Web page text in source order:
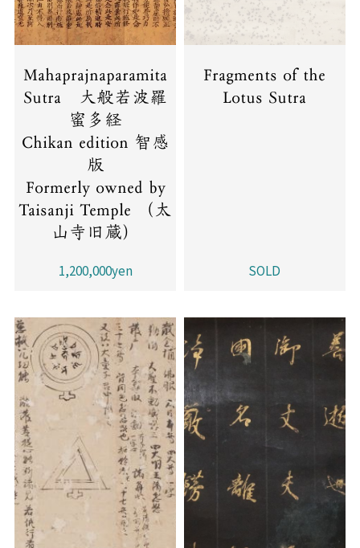
Mahaprajnaparamita
Sutra 大般若波羅
蜜多経
Chikan edition 智感
版
Formerly owned by
Taisanji Temple （太
山寺旧蔵）
1,200,000yen
Fragments of the
Lotus Sutra
SOLD